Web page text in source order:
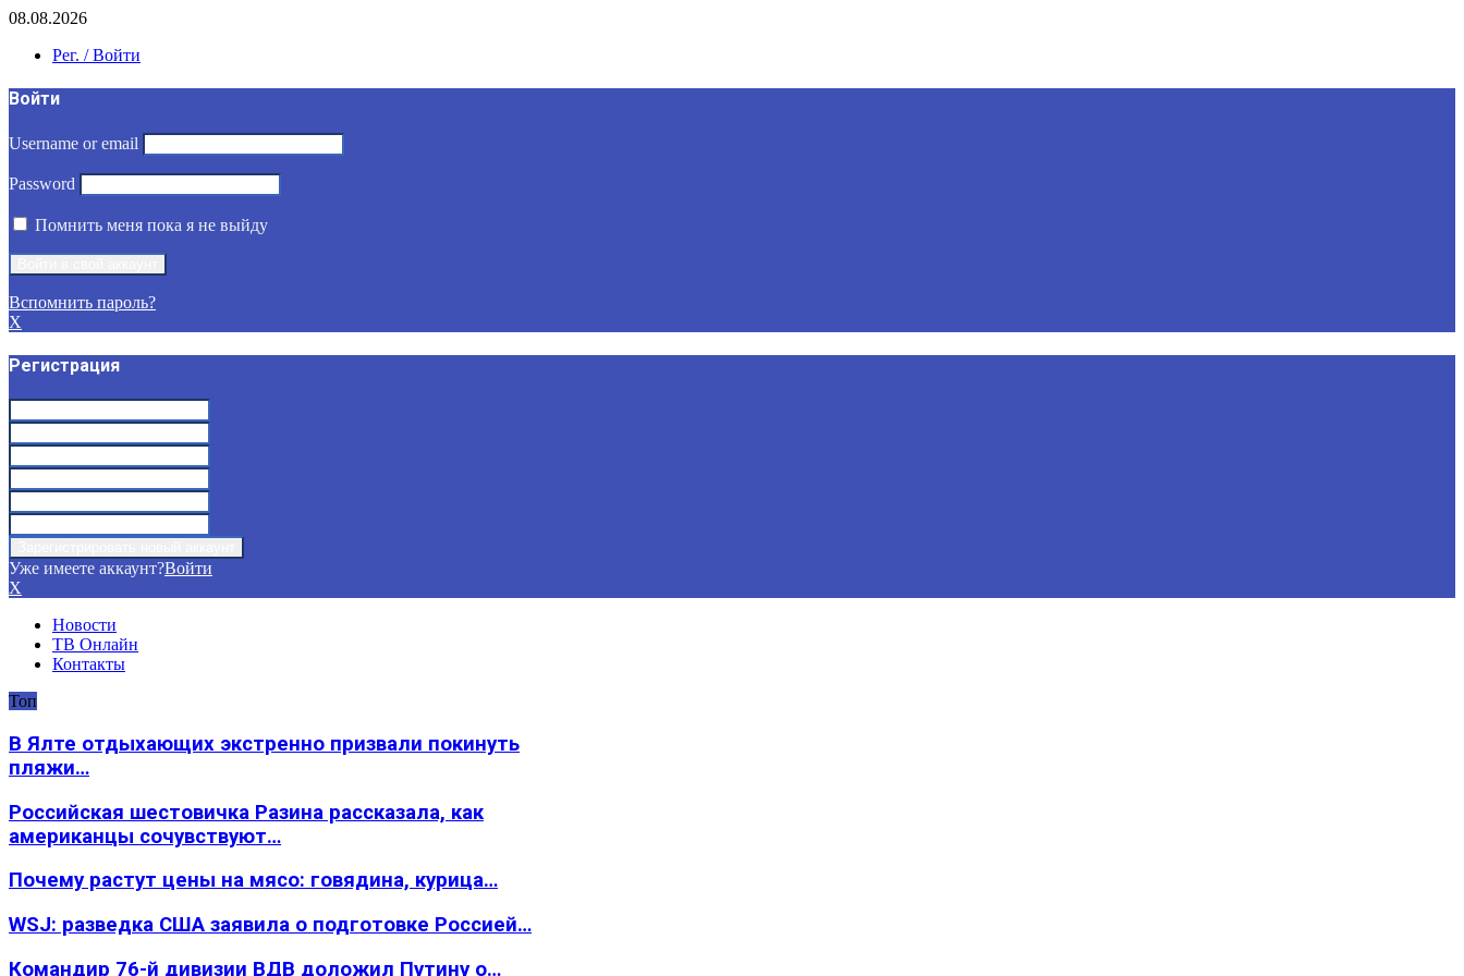
08.08.2026
Рег. / Войти
Войти
Username or email
Password
Помнить меня пока я не выйду
Вспомнить пароль?
X
Регистрация
Уже имеете аккаунт?Войти
X
Новости
ТВ Онлайн
Контакты
Топ
В Ялте отдыхающих экстренно призвали покинуть
пляжи…
Российская шестовичка Разина рассказала, как
американцы сочувствуют…
Почему растут цены на мясо: говядина, курица…
WSJ: разведка США заявила о подготовке Россией…
Командир 76-й дивизии ВДВ доложил Путину о…